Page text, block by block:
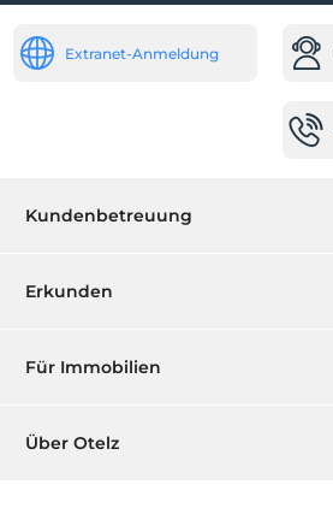
Extranet-Anmeldung
Kundenbetreuung
Buchung verwalten
Erkunden
Geschenkgutschein
Für Immobilien
Ihr Hotel auflisten
Über Otelz